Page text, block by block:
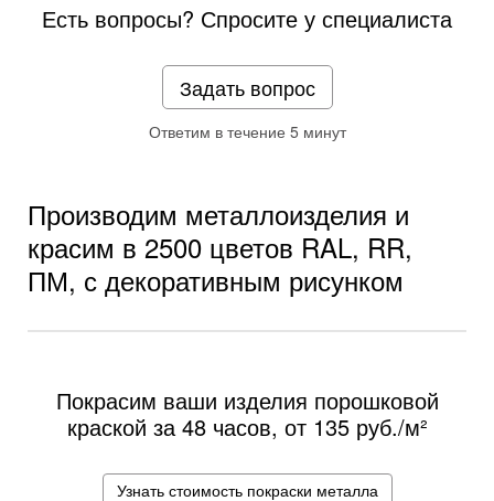
Есть вопросы? Спросите у специалиста
Задать вопрос
Ответим в течение 5 минут
Производим металлоизделия и
красим в 2500 цветов RAL, RR,
ПМ, с декоративным рисунком
Покрасим ваши изделия порошковой
краской за 48 часов, от 135 руб./м²
Узнать стоимость покраски металла